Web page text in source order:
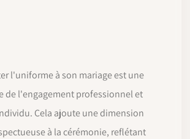
l'uniforme à son mariage est une
de l'engagement professionnel et
Cela ajoute une dimension
à la cérémonie, reflétant